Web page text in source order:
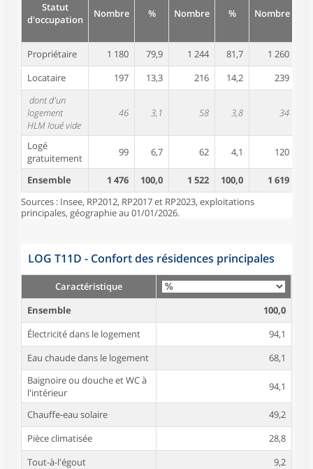
Statut
d'occupation
Nombre % Nombre % Nombre
Propriétaire 1 180 79,9 1 244 81,7 1 260
Locataire
197 13,3 216 14,2 239
dont d'un
logement
HLM loué vide
46 3,1 58 3,8 34
Logé
gratuitement
99 6,7 62 4,1 120
Ensemble 1 476 100,0 1 522 100,0 1 619
Sources : Insee, RP2012, RP2017 et RP2023, exploitations
principales, géographie au 01/01/2026.
LOG T11D - Confort des résidences principales
Caractéristique
Ensemble
100,0
Électricité dans le logement
94,1
Eau chaude dans le logement
68,1
Baignoire ou douche et WC à
l'intérieur
94,1
Chauffe-eau solaire
49,2
Pièce climatisée
28,8
Tout-à-l'égout
9,2